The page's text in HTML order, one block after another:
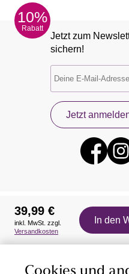
10%
Rabatt
Jetzt zum
sichern!
Jetzt
Auszeichnungen
39,99 €
inkl. MwSt. zzgl.
Versandkosten
In den